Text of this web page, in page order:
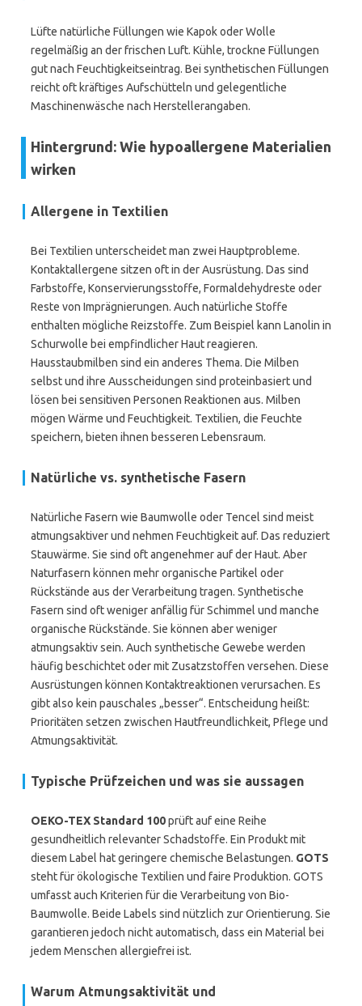
Lüfte natürliche Füllungen wie Kapok oder Wolle
regelmäßig an der frischen Luft. Kühle, trockne Füllungen
gut nach Feuchtigkeitseintrag. Bei synthetischen Füllungen
reicht oft kräftiges Aufschütteln und gelegentliche
Maschinenwäsche nach Herstellerangaben.
Hintergrund: Wie hypoallergene Materialien
wirken
Allergene in Textilien
Bei Textilien unterscheidet man zwei Hauptprobleme.
Kontaktallergene sitzen oft in der Ausrüstung. Das sind
Farbstoffe, Konservierungsstoffe, Formaldehydreste oder
Reste von Imprägnierungen. Auch natürliche Stoffe
enthalten mögliche Reizstoffe. Zum Beispiel kann Lanolin in
Schurwolle bei empfindlicher Haut reagieren.
Hausstaubmilben sind ein anderes Thema. Die Milben
selbst und ihre Ausscheidungen sind proteinbasiert und
lösen bei sensitiven Personen Reaktionen aus. Milben
mögen Wärme und Feuchtigkeit. Textilien, die Feuchte
speichern, bieten ihnen besseren Lebensraum.
Natürliche vs. synthetische Fasern
Natürliche Fasern wie Baumwolle oder Tencel sind meist
atmungsaktiver und nehmen Feuchtigkeit auf. Das reduziert
Stauwärme. Sie sind oft angenehmer auf der Haut. Aber
Naturfasern können mehr organische Partikel oder
Rückstände aus der Verarbeitung tragen. Synthetische
Fasern sind oft weniger anfällig für Schimmel und manche
organische Rückstände. Sie können aber weniger
atmungsaktiv sein. Auch synthetische Gewebe werden
häufig beschichtet oder mit Zusatzstoffen versehen. Diese
Ausrüstungen können Kontaktreaktionen verursachen. Es
gibt also kein pauschales „besser“. Entscheidung heißt:
Prioritäten setzen zwischen Hautfreundlichkeit, Pflege und
Atmungsaktivität.
Typische Prüfzeichen und was sie aussagen
OEKO-TEX Standard 100prüft auf eine Reihe
gesundheitlich relevanter Schadstoffe. Ein Produkt mit
diesem Label hat geringere chemische Belastungen. GOTS
steht für ökologische Textilien und faire Produktion. GOTS
umfasst auch Kriterien für die Verarbeitung von Bio-
Baumwolle. Beide Labels sind nützlich zur Orientierung. Sie
garantieren jedoch nicht automatisch, dass ein Material bei
jedem Menschen allergiefrei ist.
Warum Atmungsaktivität und